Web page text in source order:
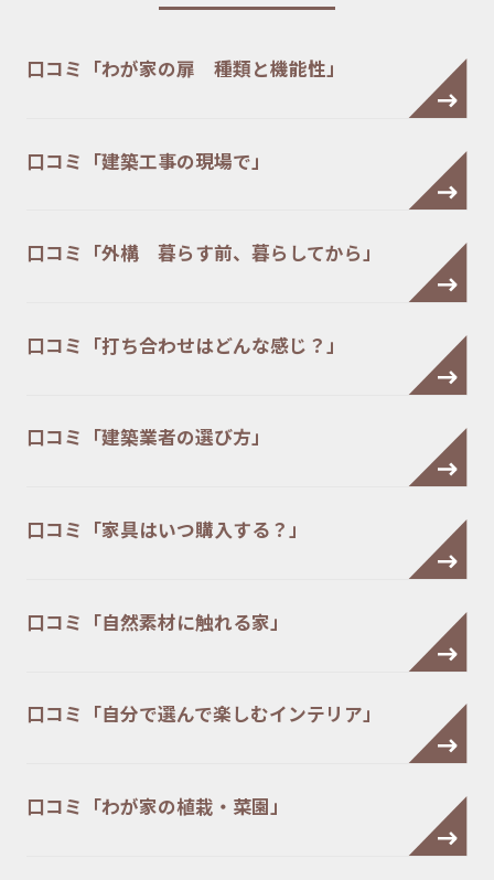
口コミ「わが家の扉 種類と機能性」
口コミ「建築工事の現場で」
口コミ「外構 暮らす前、暮らしてから」
口コミ「打ち合わせはどんな感じ？」
口コミ「建築業者の選び方」
口コミ「家具はいつ購入する？」
口コミ「自然素材に触れる家」
口コミ「自分で選んで楽しむインテリア」
口コミ「わが家の植栽・菜園」